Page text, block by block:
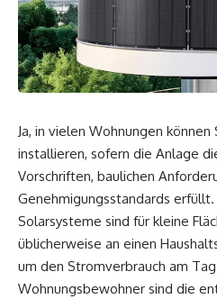
Ja, in vielen Wohnungen
installieren, sofern die Anlage
Vorschriften, baulichen
Genehmigungsstandards
Solarsysteme sind für kleine
üblicherweise an einen
um den Stromverbrauch am
Wohnungsbewohner sind die